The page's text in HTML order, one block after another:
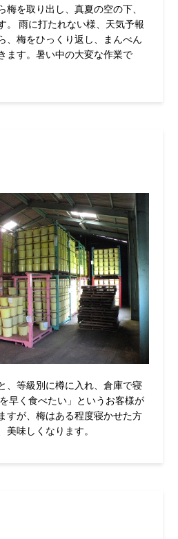
梅を取り出し、真夏の空の下、
。 雨に打たれない様、天気予報
、梅をひっくり返し、まんべん
ます。暑い中の大変な作業で
、等級別に樽に入れ、倉庫で寝
早く食べたい」というお客様が
すが、梅はある程度寝かせた方
美味しくなります。